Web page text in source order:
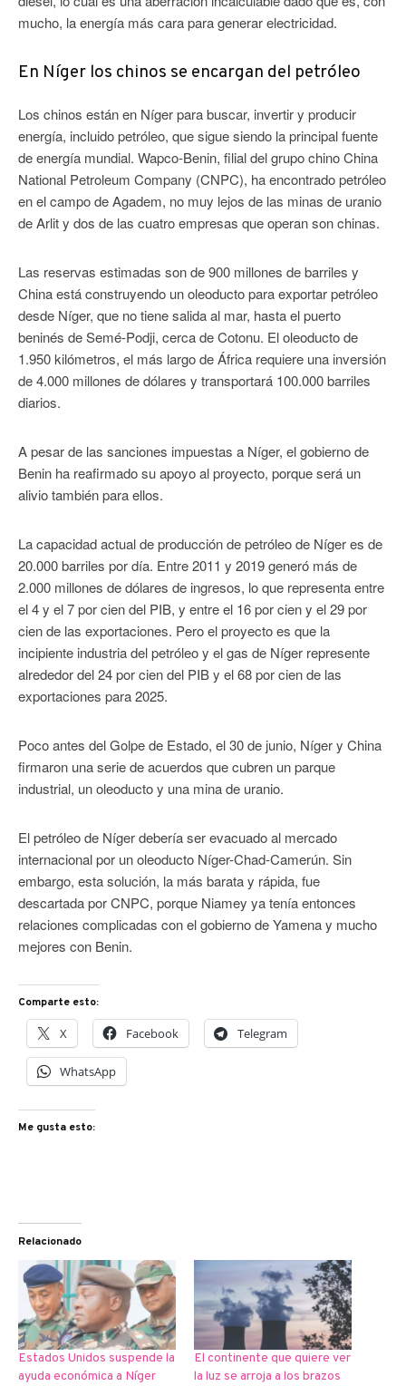
mucho, la energía más cara para generar electricidad.
En Níger los chinos se encargan del petróleo
Los chinos están en Níger para buscar, invertir y producir
energía, incluido petróleo, que sigue siendo la principal fuente
de energía mundial. Wapco-Benin, filial del grupo chino China
National Petroleum Company (CNPC), ha encontrado petróleo
en el campo de Agadem, no muy lejos de las minas de uranio
de Arlit y dos de las cuatro empresas que operan son chinas.
Las reservas estimadas son de 900 millones de barriles y
China está construyendo un oleoducto para exportar petróleo
desde Níger, que no tiene salida al mar, hasta el puerto
beninés de Semé-Podji, cerca de Cotonu. El oleoducto de
1.950 kilómetros, el más largo de África requiere una inversión
de 4.000 millones de dólares y transportará 100.000 barriles
diarios.
A pesar de las sanciones impuestas a Níger, el gobierno de
Benin ha reafirmado su apoyo al proyecto, porque será un
alivio también para ellos.
La capacidad actual de producción de petróleo de Níger es de
20.000 barriles por día. Entre 2011 y 2019 generó más de
2.000 millones de dólares de ingresos, lo que representa entre
el 4 y el 7 por cien del PIB, y entre el 16 por cien y el 29 por
cien de las exportaciones. Pero el proyecto es que la
incipiente industria del petróleo y el gas de Níger represente
alrededor del 24 por cien del PIB y el 68 por cien de las
exportaciones para 2025.
Poco antes del Golpe de Estado, el 30 de junio, Níger y China
firmaron una serie de acuerdos que cubren un parque
industrial, un oleoducto y una mina de uranio.
El petróleo de Níger debería ser evacuado al mercado
internacional por un oleoducto Níger-Chad-Camerún. Sin
embargo, esta solución, la más barata y rápida, fue
descartada por CNPC, porque Niamey ya tenía entonces
relaciones complicadas con el gobierno de Yamena y mucho
mejores con Benin.
Comparte esto:
X Facebook Telegram
WhatsApp
Me gusta esto:
Relacionado
Estados Unidos suspende la
ayuda económica a Níger
El continente que quiere ver
la luz se arroja a los brazos